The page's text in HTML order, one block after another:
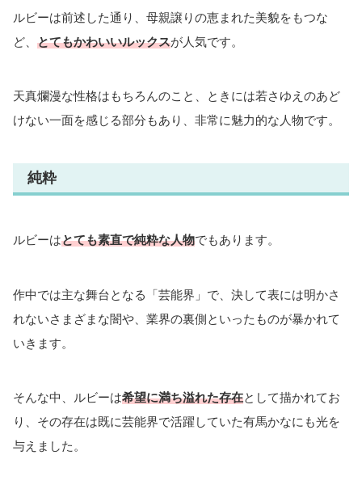
ルビーは前述した通り、母親譲りの恵まれた美貌をもつな
ど、 とてもかわいいルックスが人気です。
天真爛漫な性格はもちろんのこと、ときには若さゆえのあど
けない一面を感じる部分もあり、非常に魅力的な人物です。
純粋
ルビーはとても素直で純粋な人物でもあります。
作中では主な舞台となる「芸能界」で、決して表には明かさ
れないさまざまな闇や、業界の裏側といったものが暴かれて
いきます。
そんな中、ルビーは希望に満ち溢れた存在として描かれてお
り、その存在は既に芸能界で活躍していた有馬かなにも光を
与えました。